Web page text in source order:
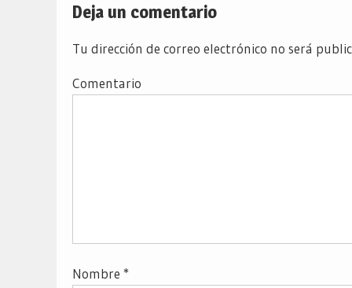
Deja un comentario
Tu dirección de correo electrónico no será
Comentario
Nombre *